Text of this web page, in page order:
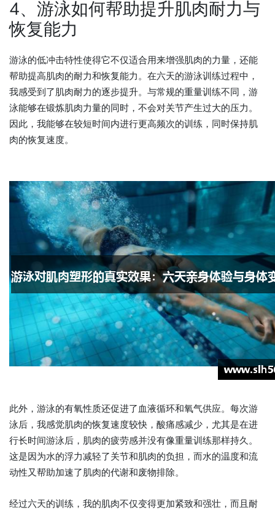
4、游泳如何帮助提升肌肉耐力与
恢复能力
游泳的低冲击特性使得它不仅适合用来增强肌肉的力量，还能
帮助提高肌肉的耐力和恢复能力。在六天的游泳训练过程中，
我感受到了肌肉耐力的逐步提升。与常规的重量训练不同，游
泳能够在锻炼肌肉力量的同时，不会对关节产生过大的压力。
因此，我能够在较短时间内进行更高频次的训练，同时保持肌
肉的恢复速度。
此外，游泳的有氧性质还促进了血液循环和氧气供应。每次游
泳后，我感觉肌肉的恢复速度较快，酸痛感减少，尤其是在进
行长时间游泳后，肌肉的疲劳感并没有像重量训练那样持久。
这是因为水的浮力减轻了关节和肌肉的负担，而水的温度和流
动性又帮助加速了肌肉的代谢和废物排除。
经过六天的训练，我的肌肉不仅变得更加紧致和强壮，而且耐